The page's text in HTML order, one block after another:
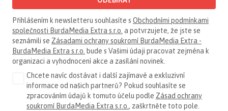
Přihlášením k newsletteru souhlasíte s Obchodními podmínkami
společnosti BurdaMedia Extra s.r.o. a potvrzujete, že jste se
seznámili se Zásadami ochrany soukromí BurdaMedia Extra -
BurdaMedia Extra s.r.o. bude s Vašimi údaji pracovat zejména k
organizaci a vyhodnocení akce a zasílání novinek.
Chcete navíc dostávat i další zajímavé a exkluzivní
informace od našich partnerů? Pokud souhlasíte se
zpracováním údajů k tomuto účelu podle Zásad ochrany
soukromí BurdaMedia Extra s.r.o., zaškrtněte toto pole.